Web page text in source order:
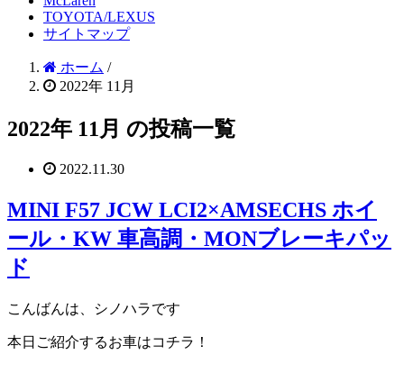
TOYOTA/LEXUS
サイトマップ
ホーム /
2022年 11月
2022年 11月 の投稿一覧
2022.11.30
MINI F57 JCW LCI2×AMSECHS ホイ
ール・KW 車高調・MONブレーキパッ
ド
こんばんは、シノハラです
本日ご紹介するお車はコチラ！